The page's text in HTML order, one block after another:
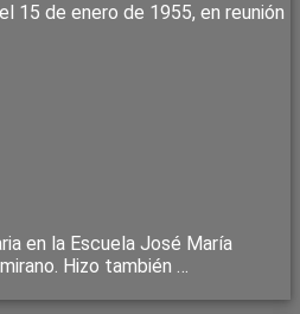
15 de enero de 1955, en reunión
en la Escuela José María
Hizo también …